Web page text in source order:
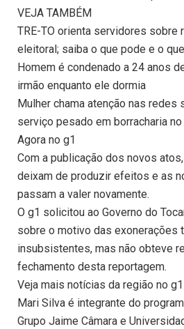
VEJA TAMBÉM
TRE-TO orienta servidores sobre
eleitoral; saiba o que pode e o
Homem é condenado a 24 anos
irmão enquanto ele dormia
Mulher chama atenção nas redes
serviço pesado em borracharia no
Agora no g1
Com a publicação dos novos
deixam de produzir efeitos e as
passam a valer novamente.
O g1 solicitou ao Governo do
sobre o motivo das exonerações
insubsistentes, mas não obteve
fechamento desta reportagem.
Veja mais notícias da região no
Mari Silva é integrante do
Grupo Jaime Câmara e